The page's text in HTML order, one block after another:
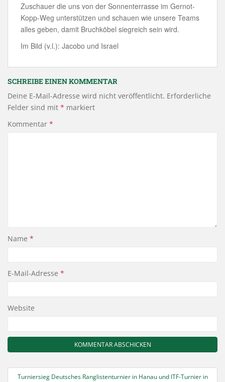
Zuschauer die uns von der Sonnenterrasse im Gernot-
Kopp-Weg unterstützen und schauen wie unsere Teams
alles geben, damit Bruchköbel siegreich sein wird.
Im Bild (v.l.): Jacobo und Israel
SCHREIBE EINEN KOMMENTAR
Deine E-Mail-Adresse wird nicht veröffentlicht. Erforderliche
Felder sind mit * markiert
Kommentar *
Name *
E-Mail-Adresse *
Website
Beitragsnavigation
Turniersieg Deutsches Ranglistenturnier in Hanau und ITF-Turnier in